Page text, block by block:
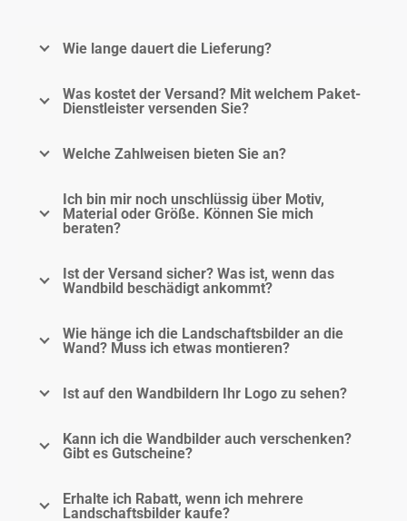
Wie lange dauert die Lieferung?
Was kostet der Versand? Mit welchem Paket-
Dienstleister versenden Sie?
Welche Zahlweisen bieten Sie an?
Ich bin mir noch unschlüssig über Motiv,
Material oder Größe. Können Sie mich
beraten?
Ist der Versand sicher? Was ist, wenn das
Wandbild beschädigt ankommt?
Wie hänge ich die Landschaftsbilder an die
Wand? Muss ich etwas montieren?
Ist auf den Wandbildern Ihr Logo zu sehen?
Kann ich die Wandbilder auch verschenken?
Gibt es Gutscheine?
Erhalte ich Rabatt, wenn ich mehrere
Landschaftsbilder kaufe?